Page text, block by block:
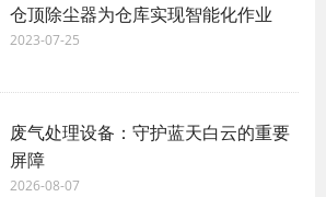
仓顶除尘器为仓库实现智能化作业
2023-07-25
废气处理设备：守护蓝天白云的重要
屏障
2026-08-07